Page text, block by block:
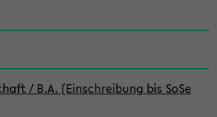
/ B.A. (Einschreibung bis SoSe